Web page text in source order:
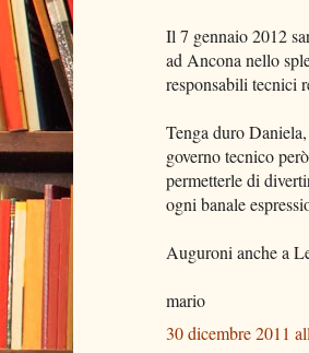
Il 7 gennaio 2012
ad Ancona nello
responsabili tecnici
Tenga duro
governo tecnico
permetterle di
ogni banale
Auguroni anche a
mario
30 dicembre 2011